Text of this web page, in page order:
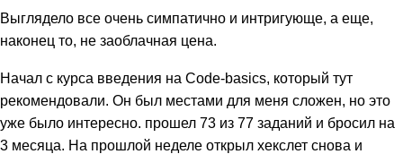
Выглядело все очень симпатично и интригующе, а еще,
наконец то, не заоблачная цена.
Начал с курса введения на Code-basics, который тут
рекомендовали. Он был местами для меня сложен, но это
уже было интересно. прошел 73 из 77 заданий и бросил на
3 месяца. На прошлой неделе открыл хекслет снова и